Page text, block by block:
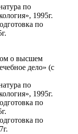
по
1995г.
по
о высшем
дело» (с
по
1995г.
по
по